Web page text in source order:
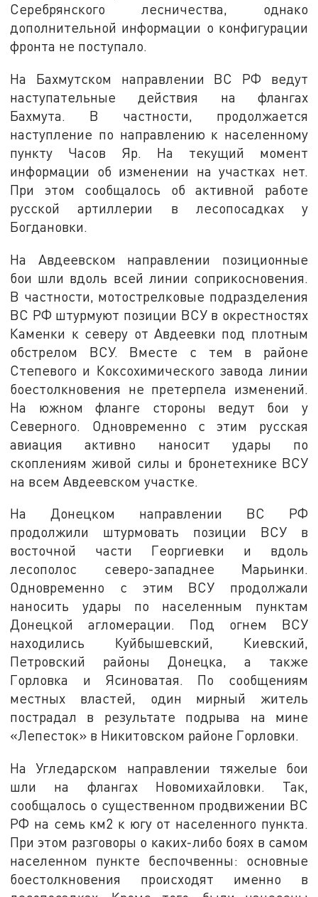
Серебрянского лесничества, однако
дополнительной информации о конфигурации
фронта не поступало.
На Бахмутском направлении ВС РФ ведут
наступательные действия на флангах
Бахмута. В частности, продолжается
наступление по направлению к населенному
пункту Часов Яр. На текущий момент
информации об изменении на участках нет.
При этом сообщалось об активной работе
русской артиллерии в лесопосадках у
Богдановки.
На Авдеевском направлении позиционные
бои шли вдоль всей линии соприкосновения.
В частности, мотострелковые подразделения
ВС РФ штурмуют позиции ВСУ в окрестностях
Каменки к северу от Авдеевки под плотным
обстрелом ВСУ. Вместе с тем в районе
Степевого и Коксохимического завода линии
боестолкновения не претерпела изменений.
На южном фланге стороны ведут бои у
Северного. Одновременно с этим русская
авиация активно наносит удары по
скоплениям живой силы и бронетехнике ВСУ
на всем Авдеевском участке.
На Донецком направлении ВС РФ
продолжили штурмовать позиции ВСУ в
восточной части Георгиевки и вдоль
лесополос северо-западнее Марьинки.
Одновременно с этим ВСУ продолжали
наносить удары по населенным пунктам
Донецкой агломерации. Под огнем ВСУ
находились Куйбышевский, Киевский,
Петровский районы Донецка, а также
Горловка и Ясиноватая. По сообщениям
местных властей, один мирный житель
пострадал в результате подрыва на мине
«Лепесток» в Никитовском районе Горловки.
На Угледарском направлении тяжелые бои
шли на флангах Новомихайловки. Так,
сообщалось о существенном продвижении ВС
РФ на семь км2 к югу от населенного пункта.
При этом разговоры о каких-либо боях в самом
населенном пункте беспочвенны: основные
боестолкновения происходят именно в